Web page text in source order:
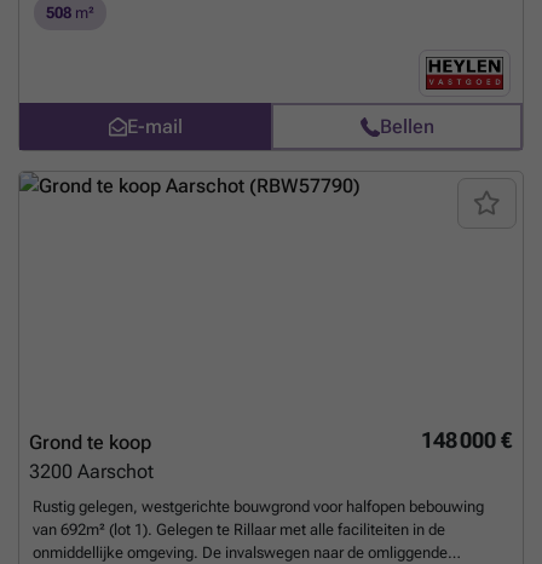
van 7 meter en een diepte van 71 meter. U geniet de mogelijkheid tot
Stedenbouwkundige voorschriften beschikbaar op aanvraag.Meer
508 m²
E-mail Bellen
148 000 €
Grond te koop
3200 Aarschot
Rustig gelegen, westgerichte bouwgrond voor halfopen bebouwing
van 692m² (lot 1). Gelegen te Rillaar met alle faciliteiten in de
onmiddellijke omgeving. De invalswegen naar de omliggende